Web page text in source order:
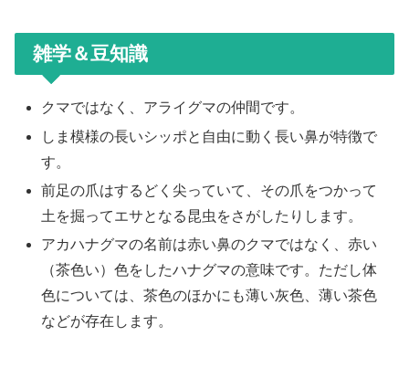
雑学＆豆知識
クマではなく、アライグマの仲間です。
しま模様の長いシッポと自由に動く長い鼻が特徴で
す。
前足の爪はするどく尖っていて、その爪をつかって
土を掘ってエサとなる昆虫をさがしたりします。
アカハナグマの名前は赤い鼻のクマではなく、赤い
（茶色い）色をしたハナグマの意味です。ただし体
色については、茶色のほかにも薄い灰色、薄い茶色
などが存在します。